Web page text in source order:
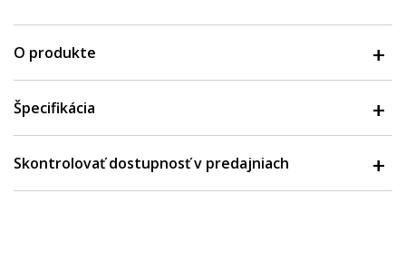
O produkte
Špecifikácia
Skontrolovať dostupnosť v predajniach